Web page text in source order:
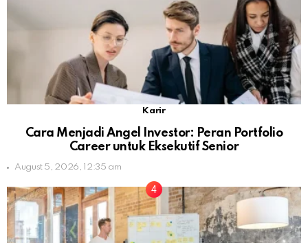
Karir
Cara Menjadi Angel Investor: Peran Portfolio
Career untuk Eksekutif Senior
August 5, 2026, 12:35 am